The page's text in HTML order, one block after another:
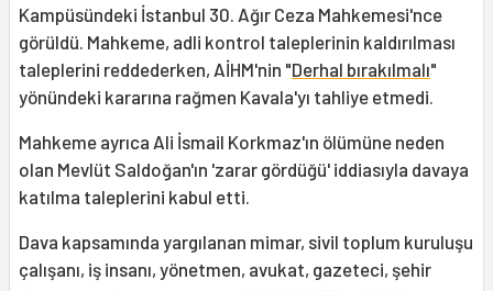
Kampüsündeki İstanbul 30. Ağır Ceza Mahkemesi'nce
görüldü. Mahkeme, adli kontrol taleplerinin kaldırılması
taleplerini reddederken, AİHM'nin "Derhal bırakılmalı"
yönündeki kararına rağmen Kavala'yı tahliye etmedi.
Mahkeme ayrıca Ali İsmail Korkmaz'ın ölümüne neden
olan Mevlüt Saldoğan'ın 'zarar gördüğü' iddiasıyla davaya
katılma taleplerini kabul etti.
Dava kapsamında yargılanan mimar, sivil toplum kuruluşu
çalışanı, iş insanı, yönetmen, avukat, gazeteci, şehir